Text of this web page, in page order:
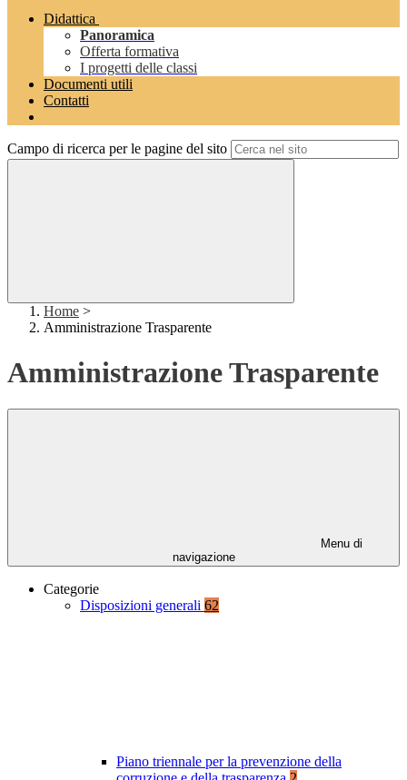
Didattica
Panoramica
Offerta formativa
I progetti delle classi
Documenti utili
Contatti
Campo di ricerca per le pagine del sito
Home >
Amministrazione Trasparente
Amministrazione Trasparente
Menu di
navigazione
Categorie
Disposizioni generali 62
Piano triennale per la prevenzione della